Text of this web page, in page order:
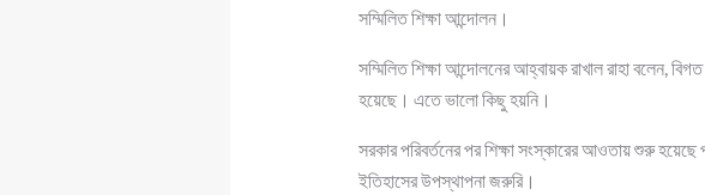
সম্মিলিত শিক্ষা আন্দোলন।
সম্মিলিত শিক্ষা আন্দোলনের আহ্বায়ক রাখাল রাহা বলেন,
হয়েছে। এতে ভালো কিছু হয়নি।
সরকার পরিবর্তনের পর শিক্ষা সংস্কারের আওতায় শুরু
ইতিহাসের উপস্থাপনা জরুরি।